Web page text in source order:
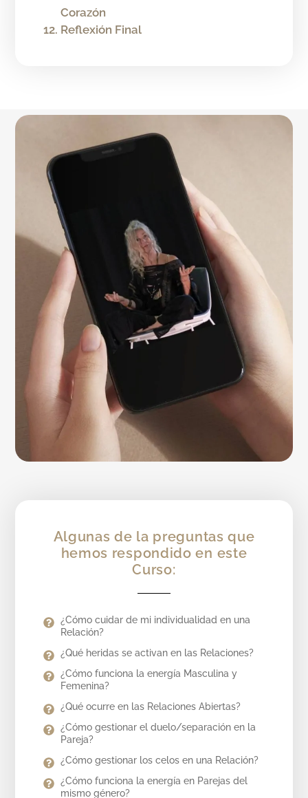
Corazón
Reflexión Final
Algunas de la preguntas que
hemos respondido en este
Curso:
¿Cómo cuidar de mi individualidad en una
Relación?
¿Qué heridas se activan en las Relaciones?
¿Cómo funciona la energía Masculina y
Femenina?
¿Qué ocurre en las Relaciones Abiertas?
¿Cómo gestionar el duelo/separación en la
Pareja?
¿Cómo gestionar los celos en una Relación?
¿Cómo funciona la energía en Parejas del
mismo género?